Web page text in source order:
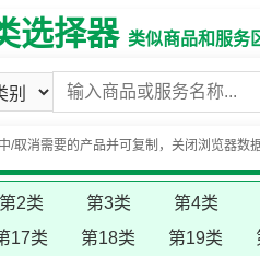
选择器类似商品和服务
/取消需要的产品并可复制，关闭浏览器数据
第2类 第3类 第4类
17类 第18类 第19类